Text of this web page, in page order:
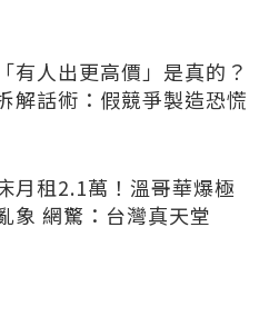
有人出更高價」是真的？
解話術：假競爭製造恐慌
月租2.1萬！溫哥華爆極
象 網驚：台灣真天堂